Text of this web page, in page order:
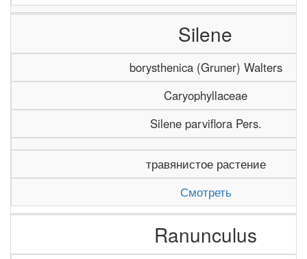
Silene
borysthenica (Gruner) Walters
Caryophyllaceae
Silene parviflora Pers.
травянистое растение
Смотреть
Ranunculus